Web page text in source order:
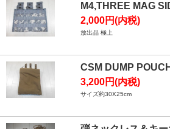
M4,THREE MAG
2,000円(内税)
放出品 極上
CSM DUMP POUCH
3,200円(内税)
サイズ約30X25cm